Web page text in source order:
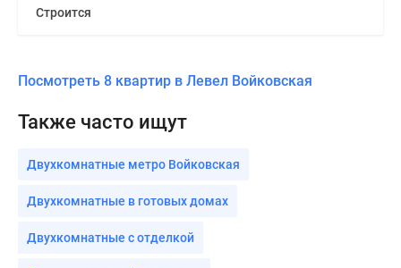
Строится
Посмотреть 8 квартир в Левел Войковская
Также часто ищут
Двухкомнатные метро Войковская
Двухкомнатные в готовых домах
Двухкомнатные с отделкой